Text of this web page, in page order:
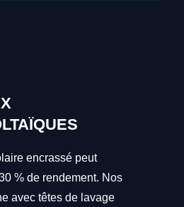
encrassé peut
% de rendement. Nos
avec têtes de lavage